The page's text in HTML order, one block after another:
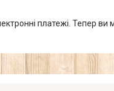
платежі. Тепер ви